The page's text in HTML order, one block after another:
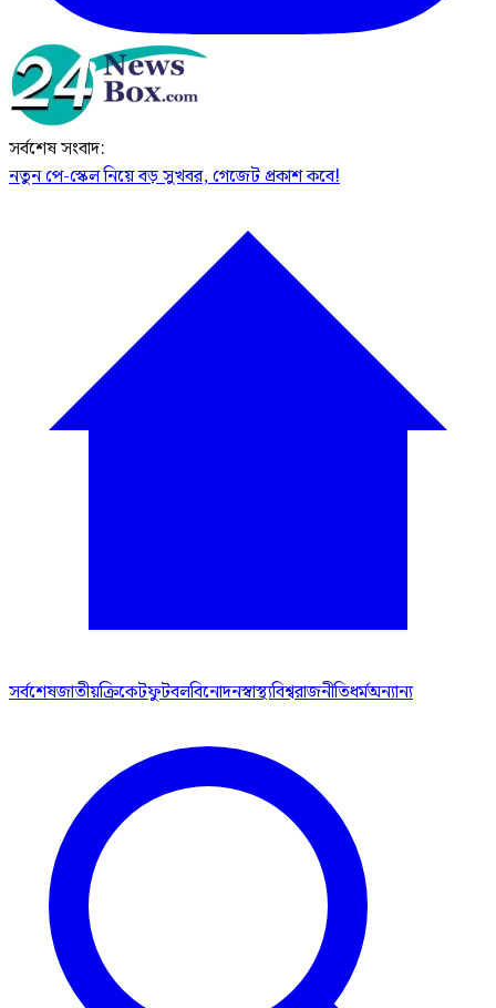
সর্বশেষ সংবাদ:
নতুন পে-স্কেল নিয়ে বড় সুখবর, গেজেট প্রকাশ কবে!
সর্বশেষজাতীয়ক্রিকেটফুটবলবিনোদনস্বাস্থ্যবিশ্বরাজনীতিধর্মঅন্যান্য